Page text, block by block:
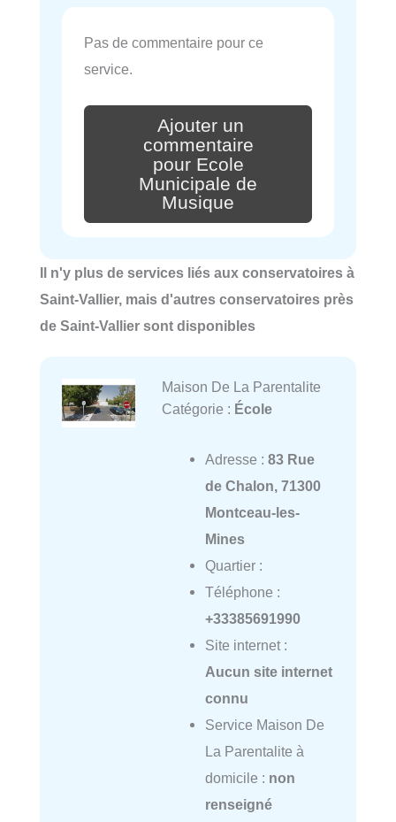
Pas de commentaire pour ce
service.
Ajouter un
commentaire
pour Ecole
Municipale de
Musique
Il n'y plus de services liés aux conservatoires à
Saint-Vallier, mais d'autres conservatoires près
de Saint-Vallier sont disponibles
Maison De La Parentalite
Catégorie : École
Adresse : 83 Rue
de Chalon, 71300
Montceau-les-
Mines
Quartier :
Téléphone :
+33385691990
Site internet :
Aucun site internet
connu
Service Maison De
La Parentalite à
domicile : non
renseigné